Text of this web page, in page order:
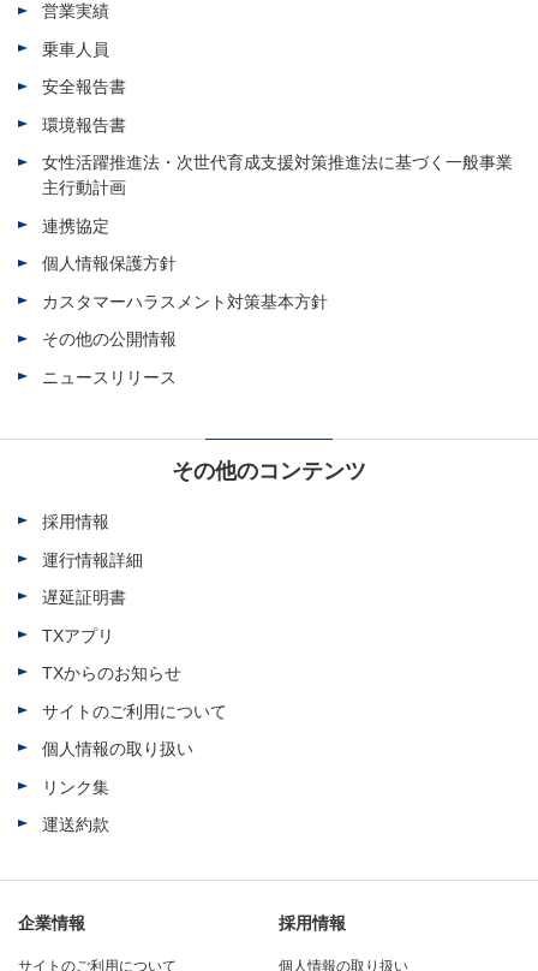
営業実績
乗車人員
安全報告書
環境報告書
女性活躍推進法・次世代育成支援対策推進法に基づく一般事業
主行動計画
連携協定
個人情報保護方針
カスタマーハラスメント対策基本方針
その他の公開情報
ニュースリリース
その他のコンテンツ
採用情報
運行情報詳細
遅延証明書
TXアプリ
TXからのお知らせ
サイトのご利用について
個人情報の取り扱い
リンク集
運送約款
企業情報 採用情報
サイトのご利用について 個人情報の取り扱い